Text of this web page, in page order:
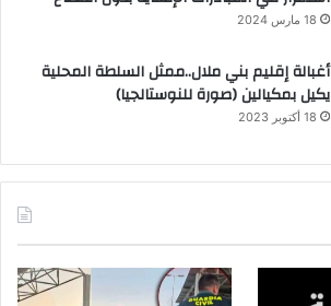
18 مارس 2024
أغبالة إقليم بني ملال..ممثل السلطة المحلية
يكيل بمكيالين (صورة للنوستالجيا)
18 أكتوبر 2023